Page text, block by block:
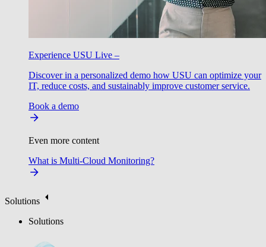
Experience USU Live –
Discover in a personalized demo how USU can optimize your
IT, reduce costs, and sustainably improve customer service.
Book a demo
Even more content
What is Multi-Cloud Monitoring?
Solutions
Solutions